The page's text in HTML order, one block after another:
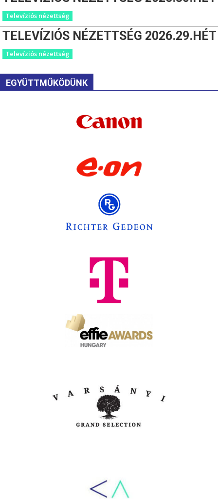
Televíziós nézettség
TELEVÍZIÓS NÉZETTSÉG 2026.29.HÉT
Televíziós nézettség
EGYÜTTMŰKÖDÜNK